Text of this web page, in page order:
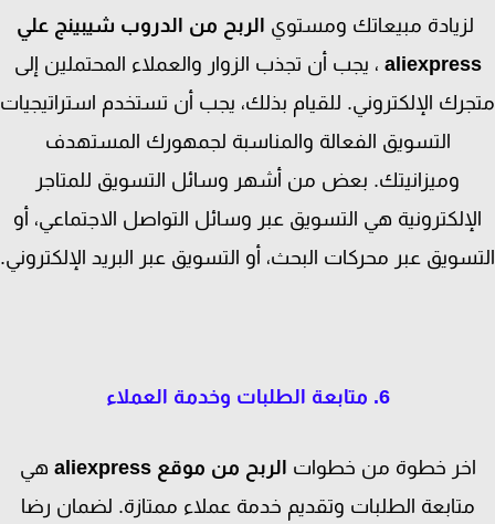
مبيعاتك ومستويالربح من الدروب شيبينج علي
، يجب أن تجذب الزوار والعملاء المحتملين إلى
الإلكتروني. للقيام بذلك، يجب أن تستخدم استراتيجيات
التسويق الفعالة والمناسبة لجمهورك المستهدف
وميزانيتك. بعض من أشهر وسائل التسويق للمتاجر
هي التسويق عبر وسائل التواصل الاجتماعي، أو
عبر محركات البحث، أو التسويق عبر البريد الإلكتروني.
اخر خطوة من خطواتالربح من موقع aliexpress
هي
متابعة الطلبات وتقديم خدمة عملاء ممتازة. لضمان رضا